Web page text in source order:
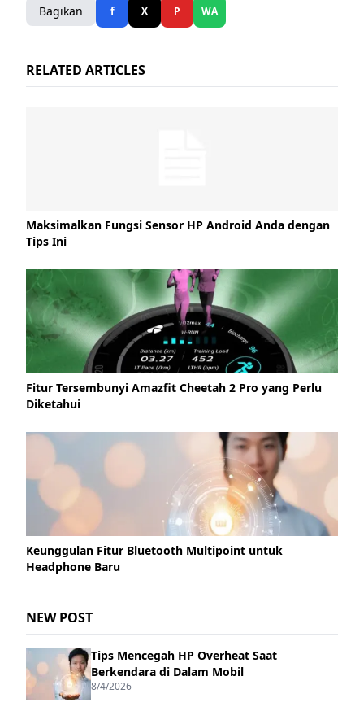
Bagikan f X P WA
RELATED ARTICLES
Maksimalkan Fungsi Sensor HP Android Anda dengan
Tips Ini
Fitur Tersembunyi Amazfit Cheetah 2 Pro yang Perlu
Diketahui
Keunggulan Fitur Bluetooth Multipoint untuk
Headphone Baru
NEW POST
Tips Mencegah HP Overheat Saat
Berkendara di Dalam Mobil
8/4/2026